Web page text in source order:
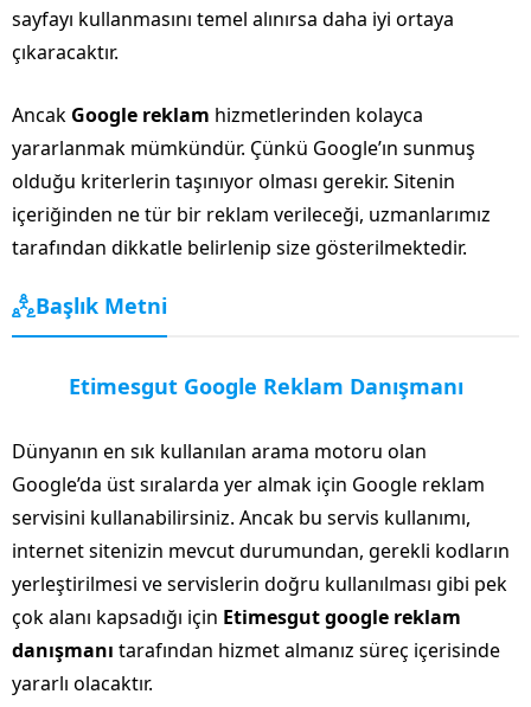
sayfayı kullanmasını temel alınırsa daha iyi ortaya
çıkaracaktır.
Ancak Google reklam hizmetlerinden kolayca
yararlanmak mümkündür. Çünkü Google’ın sunmuş
olduğu kriterlerin taşınıyor olması gerekir. Sitenin
içeriğinden ne tür bir reklam verileceği, uzmanlarımız
tarafından dikkatle belirlenip size gösterilmektedir.
Başlık Metni
Etimesgut Google Reklam Danışmanı
Dünyanın en sık kullanılan arama motoru olan
Google’da üst sıralarda yer almak için Google reklam
servisini kullanabilirsiniz. Ancak bu servis kullanımı,
internet sitenizin mevcut durumundan, gerekli kodların
yerleştirilmesi ve servislerin doğru kullanılması gibi pek
çok alanı kapsadığı için Etimesgut google reklam
danışmanı tarafından hizmet almanız süreç içerisinde
yararlı olacaktır.